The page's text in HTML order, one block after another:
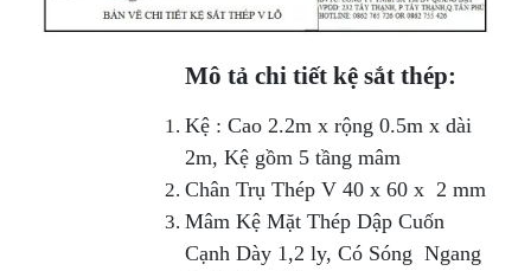
Mô tả chi tiết kệ sắt thép:
Kệ : Cao 2.2m x rộng 0.5m x dài
2m, Kệ gồm 5 tầng mâm
Chân Trụ Thép V 40 x 60 x 2 mm
Mâm Kệ Mặt Thép Dập Cuốn
Cạnh Dày 1,2 ly, Có Sóng Ngang